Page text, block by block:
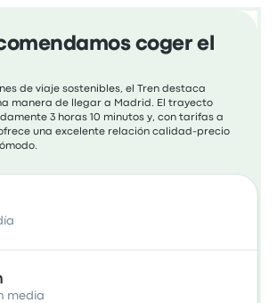
coger el
de viaje sostenibles, el Tren destaca
manera de llegar a Madrid. El trayecto
3 horas 10 minutos y, con tarifas a
una excelente relación calidad-precio
media